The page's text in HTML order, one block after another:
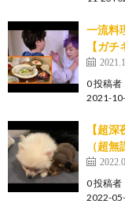
一流料
【ガ
0 投稿者
2021-
【超
（超
0 投稿者
2022-